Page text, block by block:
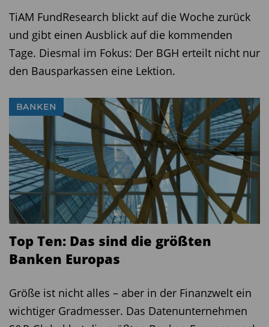
TiAM FundResearch blickt auf die Woche zurück
und gibt einen Ausblick auf die kommenden
Tage. Diesmal im Fokus: Der BGH erteilt nicht nur
den Bausparkassen eine Lektion.
BANKEN
Top Ten: Das sind die größten
Banken Europas
Größe ist nicht alles – aber in der Finanzwelt ein
wichtiger Gradmesser. Das Datenunternehmen